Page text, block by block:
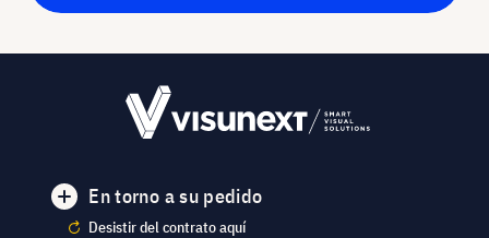
En torno a su pedido
Desistir del contrato aquí